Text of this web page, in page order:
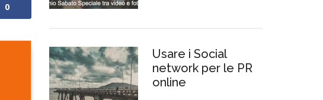
0
Usare i Social
network per le PR
online